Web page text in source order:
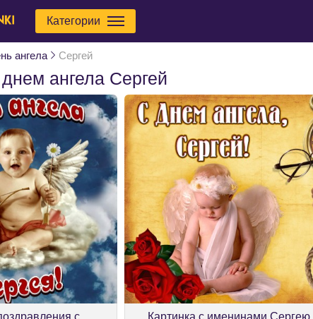
Категории
ангела Сергей
ангела Сергей